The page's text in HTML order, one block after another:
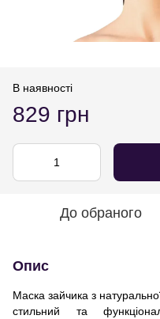
В наявності
829 грн
До обраного
Опис
Маска зайчика з
стильний та